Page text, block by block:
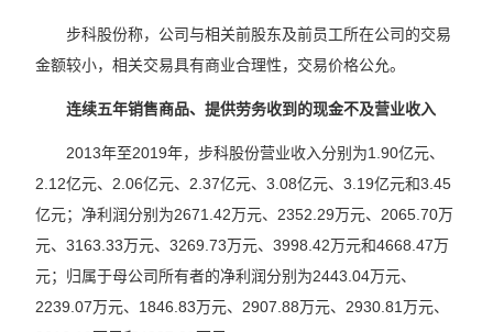
步科股份称，公司与相关前股东及前员工所在公司的交易
金额较小，相关交易具有商业合理性，交易价格公允。
连续五年销售商品、提供劳务收到的现金不及营业收入
2013年至2019年，步科股份营业收入分别为1.90亿元、
2.12亿元、2.06亿元、2.37亿元、3.08亿元、3.19亿元和3.45
亿元；净利润分别为2671.42万元、2352.29万元、2065.70万
元、3163.33万元、3269.73万元、3998.42万元和4668.47万
元；归属于母公司所有者的净利润分别为2443.04万元、
2239.07万元、1846.83万元、2907.88万元、2930.81万元、